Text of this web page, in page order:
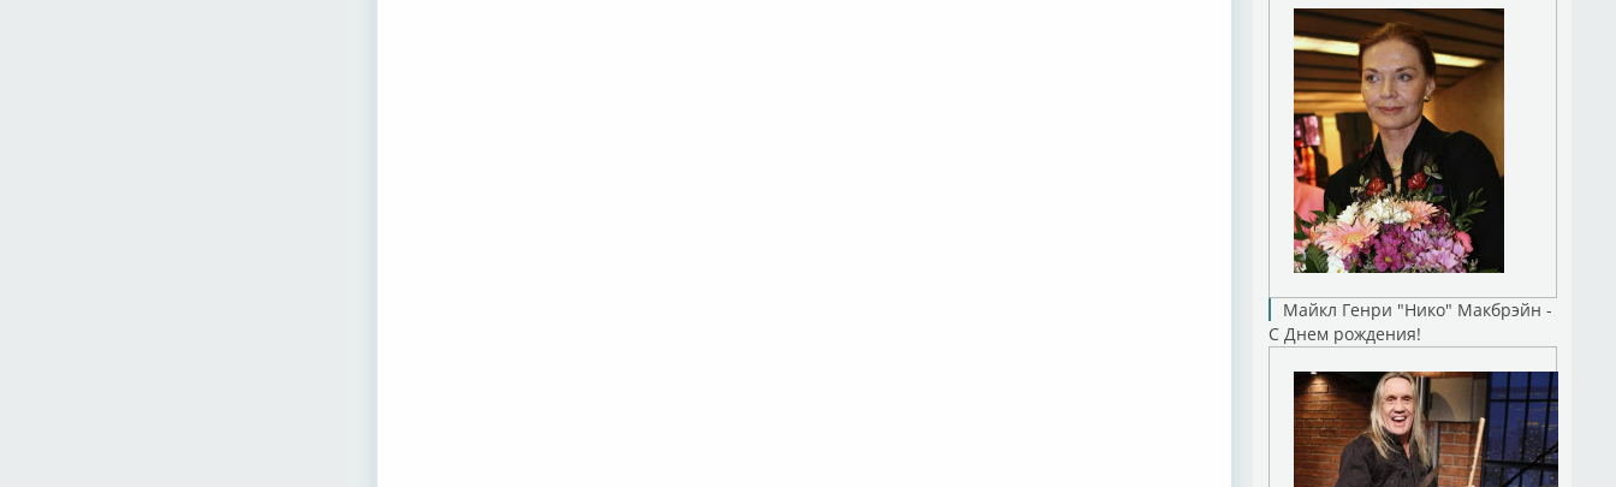
Майкл Генри "Нико" Макбрэйн -
С Днем рождения!